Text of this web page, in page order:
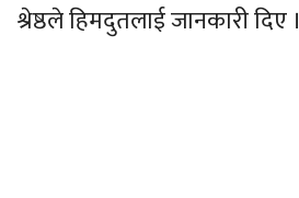
श्रेष्ठले हिमदुतलाई जानकारी दिए ।